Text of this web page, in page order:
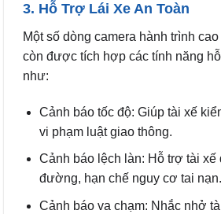
3. Hỗ Trợ Lái Xe An Toàn
Một số dòng camera hành trình
còn được tích hợp các tính năng
như:
Cảnh báo tốc độ: Giúp tài xế
vi phạm luật giao thông.
Cảnh báo lệch làn: Hỗ trợ tài xế
đường, hạn chế nguy cơ tai nạn.
Cảnh báo va chạm: Nhắc nhở